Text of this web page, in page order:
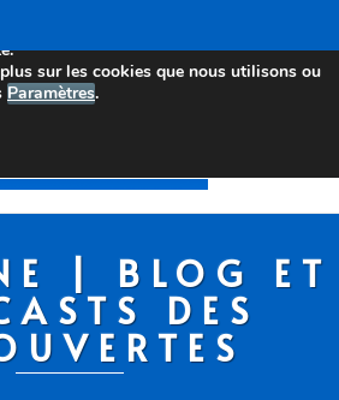
| BLOG ET
DES
pour vous offrir la meilleure
sur les cookies que nous utilisons ou
Paramètres.